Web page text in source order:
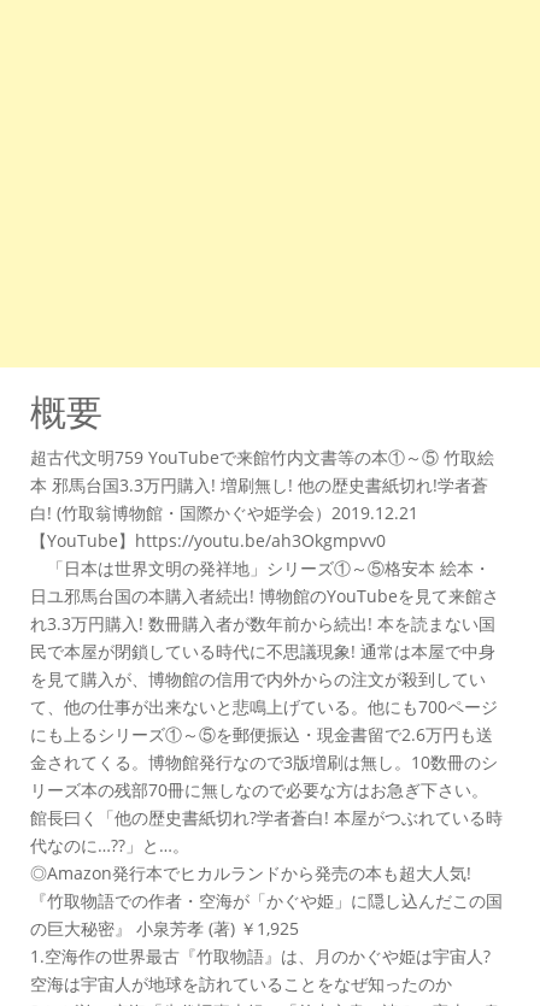
概要
超古代文明759 YouTubeで来館竹内文書等の本①～⑤ 竹取絵
本 邪馬台国3.3万円購入! 増刷無し! 他の歴史書紙切れ!学者蒼
白! (竹取翁博物館・国際かぐや姫学会）2019.12.21
【YouTube】https://youtu.be/ah3Okgmpvv0
「日本は世界文明の発祥地」シリーズ①～⑤格安本 絵本・
日ユ邪馬台国の本購入者続出! 博物館のYouTubeを見て来館さ
れ3.3万円購入! 数冊購入者が数年前から続出! 本を読まない国
民で本屋が閉鎖している時代に不思議現象! 通常は本屋で中身
を見て購入が、博物館の信用で内外からの注文が殺到してい
て、他の仕事が出来ないと悲鳴上げている。他にも700ページ
にも上るシリーズ①～⑤を郵便振込・現金書留で2.6万円も送
金されてくる。博物館発行なので3版増刷は無し。10数冊のシ
リーズ本の残部70冊に無しなので必要な方はお急ぎ下さい。
館長曰く「他の歴史書紙切れ?学者蒼白! 本屋がつぶれている時
代なのに…??」と…。
◎Amazon発行本でヒカルランドから発売の本も超大人気!
『竹取物語での作者・空海が「かぐや姫」に隠し込んだこの国
の巨大秘密』 小泉芳孝 (著) ￥1,925
1.空海作の世界最古『竹取物語』は、月のかぐや姫は宇宙人?
空海は宇宙人が地球を訪れていることをなぜ知ったのか